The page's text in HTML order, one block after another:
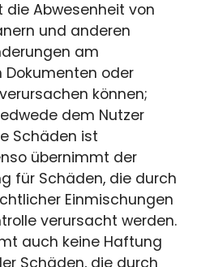
Abwesenheit von
und anderen
am
oder
können;
dem Nutzer
Schäden ist
übernimmt der
für Schäden, die durch
Einmischungen
verursacht werden.
auch keine Haftung